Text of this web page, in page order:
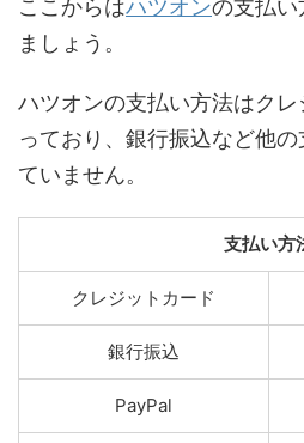
ここからはハツオンの支払い
ましょう。
ハツオンの支払い方法はク
っており、銀行振込など他
ていません。
支払い方
クレジットカード
銀行振込
PayPal